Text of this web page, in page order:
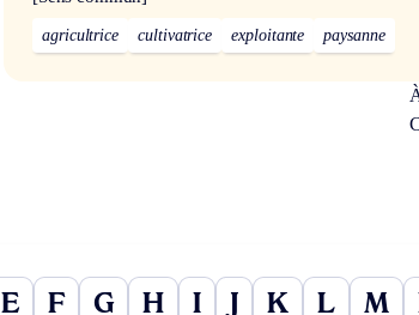
agricultrice cultivatrice exploitante paysanne
E F G H I J K L M